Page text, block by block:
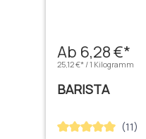
Ab 6,28 €*
25,12 €* / 1 Kilogramm
BARISTA
Durchschnittliche
(11)